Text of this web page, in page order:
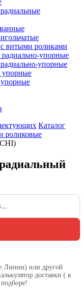
витыми роликами
упорные
упорные
Каталог
роликовые
Линии) или другой
доставки ( к